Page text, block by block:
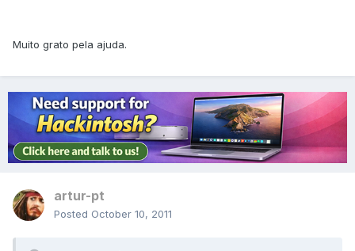
Muito grato pela ajuda.
artur-pt
Posted October 10, 2011